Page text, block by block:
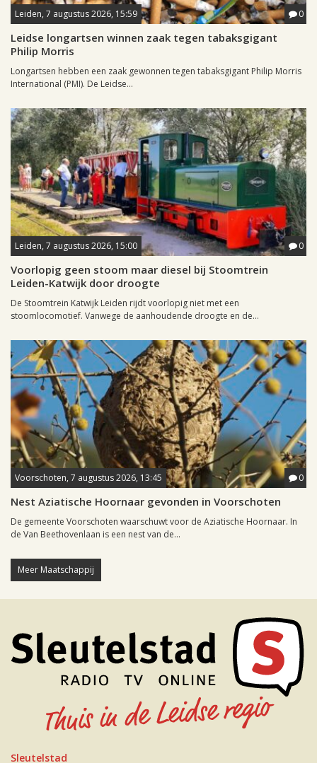
Leiden, 7 augustus 2026, 15:59 0
Leidse longartsen winnen zaak tegen tabaksgigant
Philip Morris
Longartsen hebben een zaak gewonnen tegen tabaksgigant Philip Morris
International (PMI). De Leidse...
Leiden, 7 augustus 2026, 15:00 0
Voorlopig geen stoom maar diesel bij Stoomtrein
Leiden-Katwijk door droogte
De Stoomtrein Katwijk Leiden rijdt voorlopig niet met een
stoomlocomotief. Vanwege de aanhoudende droogte en de...
Voorschoten, 7 augustus 2026, 13:45 0
Nest Aziatische Hoornaar gevonden in Voorschoten
De gemeente Voorschoten waarschuwt voor de Aziatische Hoornaar. In
de Van Beethovenlaan is een nest van de...
Meer Maatschappij
Sleutelstad